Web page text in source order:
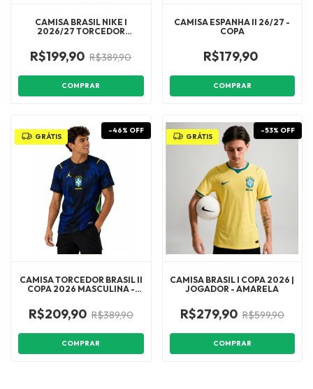
CAMISA BRASIL NIKE I
2026/27 TORCEDOR
R$199,90 R$389,90
COMPRAR
CAMISA ESPANHA II 26/27 -
COPA
R$179,90
COMPRAR
GRÁTIS
CAMISA TORCEDOR BRASIL II
COPA 2026 MASCULINA -
-46% OFF
R$209,90 R$389,90
COMPRAR
GRÁTIS
CAMISA BRASIL I COPA 2026 |
JOGADOR - AMARELA
-53% OFF
R$279,90 R$599,90
COMPRAR